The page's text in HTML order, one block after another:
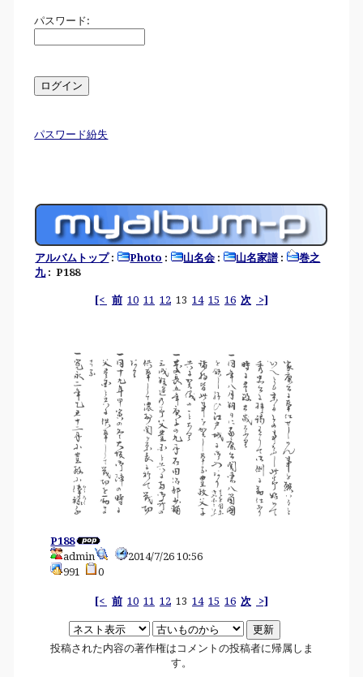
パスワード:
パスワード紛失
アルバムトップ: Photo : 山名会 : 山名家譜 :
巻之
九: P188
[< 前 10 11 12 13 14 15 16 次 >]
P188
admin
2014/7/26 10:56
991
0
[< 前 10 11 12 13 14 15 16 次 >]
投稿された内容の著作権はコメントの投稿者に帰属しま
す。